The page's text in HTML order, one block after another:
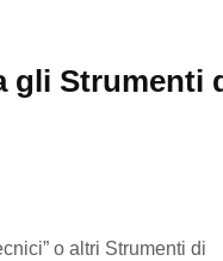
gli Strumenti
o altri Strumenti di